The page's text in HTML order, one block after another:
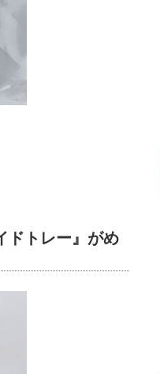
ドトレー』がめ